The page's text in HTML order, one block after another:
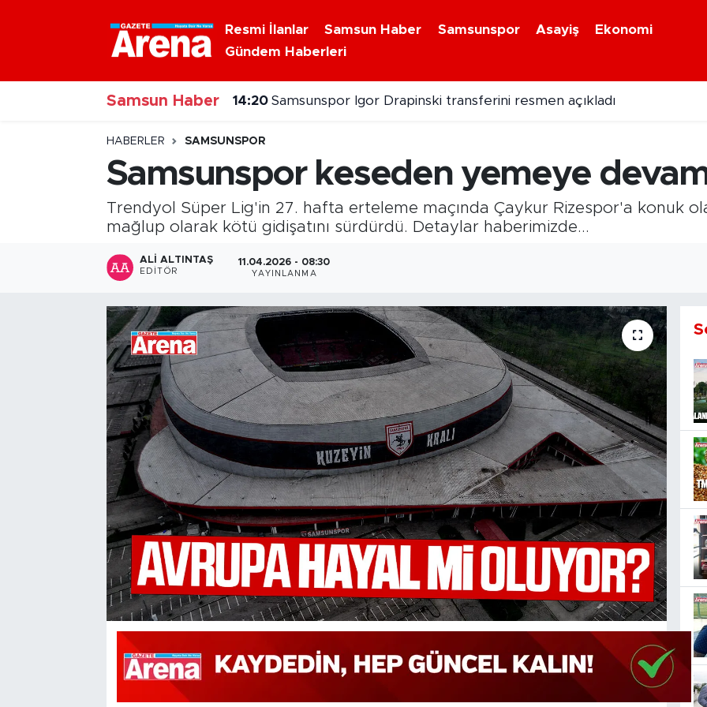
Resmi İlanlar Samsun Haber Samsunspor Asayiş
Ekonomi
Gündem Haberleri
Samsun Haber 14:16 Jadon Sancho Samsunspor'un radarında
HABERLER SAMSUNSPOR
Samsunspor keseden yemeye
Trendyol Süper Lig'in 27. hafta erteleme maçında Çaykur Rizespor'a konuk
mağlup olarak kötü gidişatını sürdürdü. Detaylar haberimizde...
ALI ALTINTAŞ
EDITÖR
11.04.2026 - 08:30
YAYINLANMA
Nöbetçi Eczaneler
Hava Durumu
Samsun Namaz Vakitleri
Trafik Durumu
Süper Lig Puan Durumu ve Fikstür
Tüm Manşetler
Haber Arşivi